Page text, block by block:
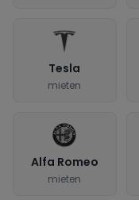
Tesla
mieten
Alfa Romeo
mieten